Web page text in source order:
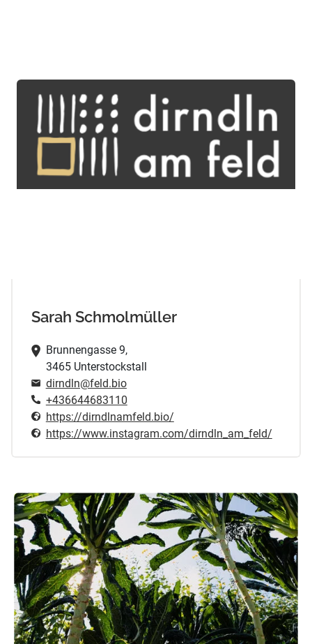
Sarah Schmolmüller
Brunnengasse 9,
3465 Unterstockstall
dirndln@feld.bio
+436644683110
https://dirndlnamfeld.bio/
https://www.instagram.com/dirndln_am_feld/